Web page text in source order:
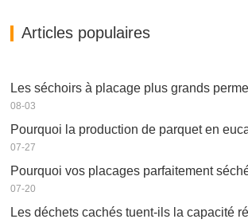
Articles populaires
08-03
07-27
07-20